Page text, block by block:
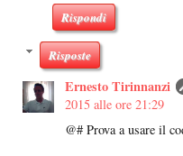
Rispondi
Risposte
Ernesto Tirinnanzi
2015 alle ore 21:29
@# Prova a usare il